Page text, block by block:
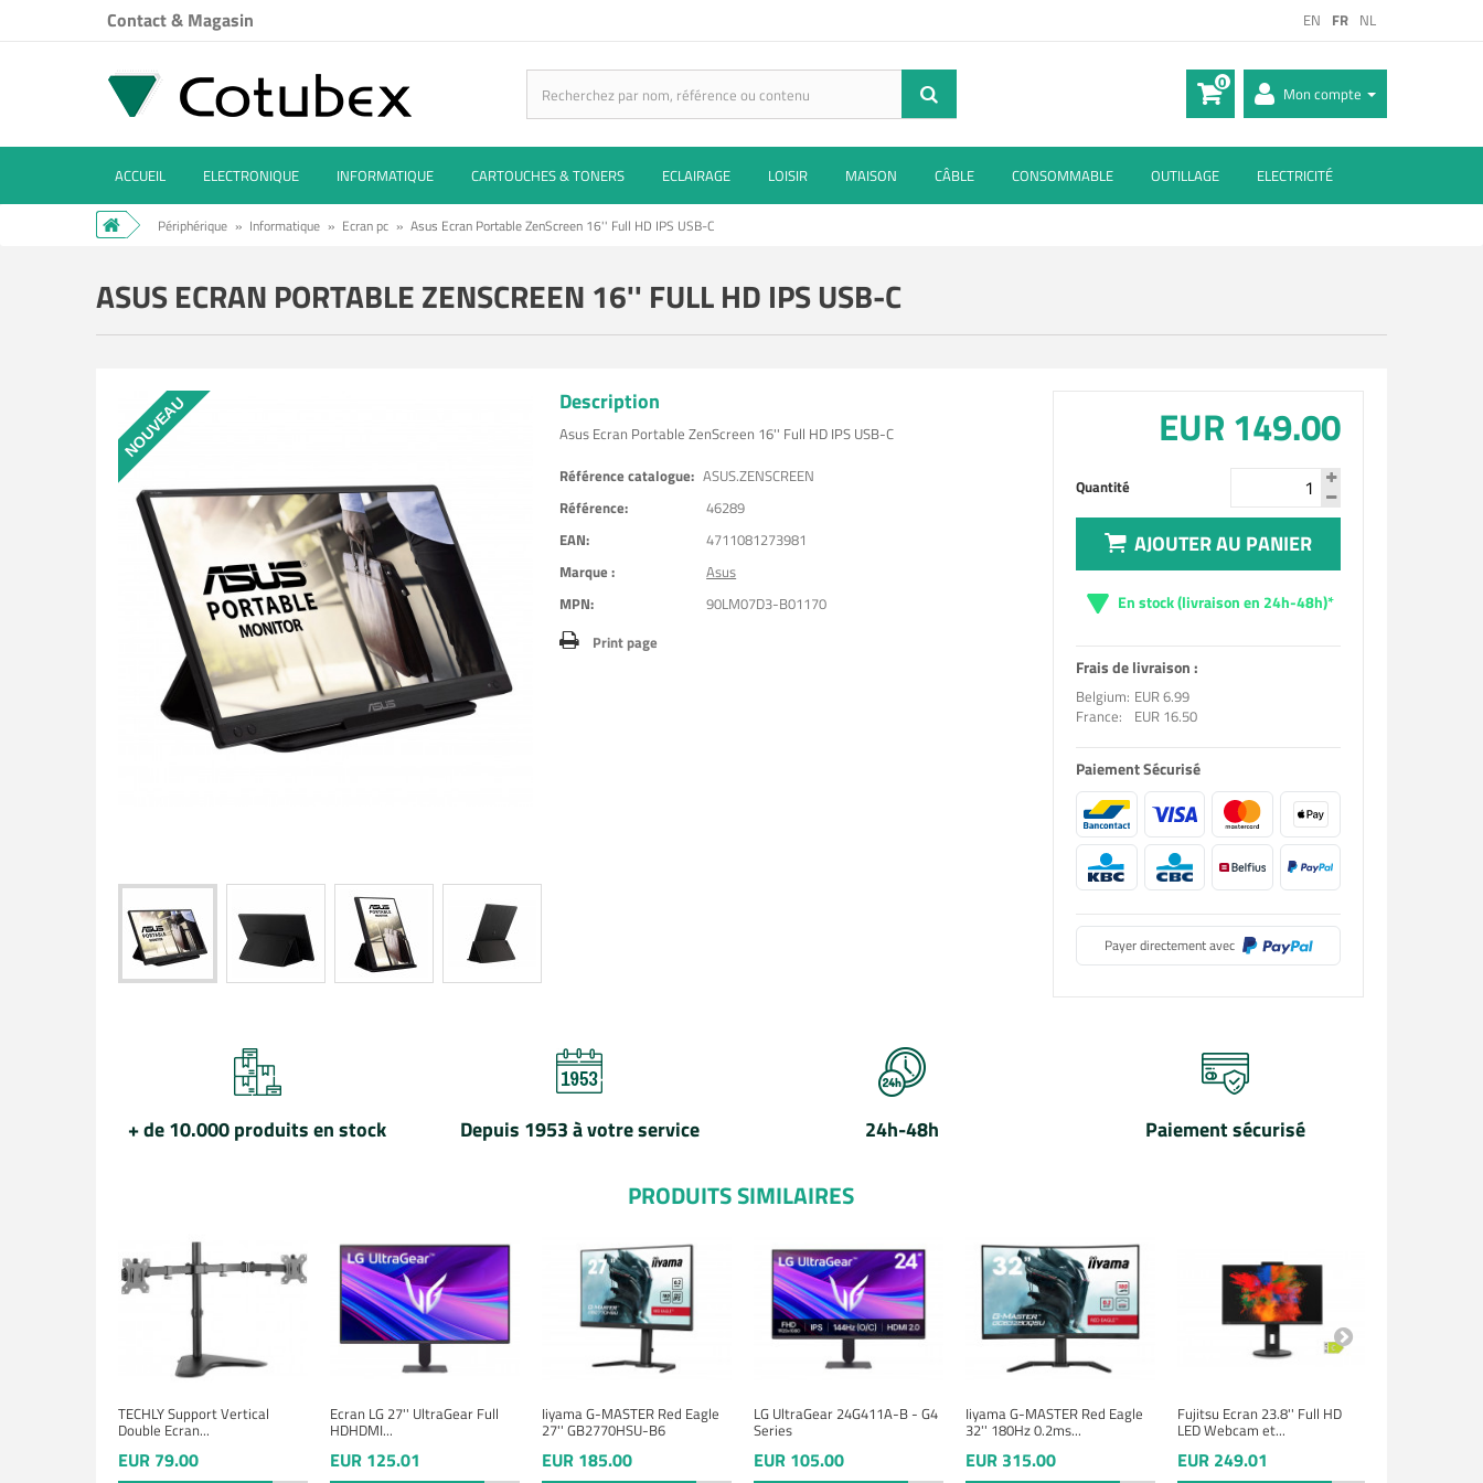
EN FR NL
Contact & Magasin
Mon compte
0
ACCUEIL ELECTRONIQUE INFORMATIQUE CARTOUCHES & TONERS ECLAIRAGE LOISIR MAISON CÂBLE CONSOMMABLE OUTILLAGE ELECTRICITÉ
Périphérique » Informatique » Ecran pc » Asus Ecran Portable ZenScreen 16'' Full HD IPS USB-C
ASUS ECRAN PORTABLE ZENSCREEN 16'' FULL HD IPS USB-C
NOUVEAU Description
Asus Ecran Portable ZenScreen 16'' Full HD IPS USB-C
Référence catalogue: ASUS.ZENSCREEN
Référence:
46289
EAN:
4711081273981
Marque :
Asus
MPN:
90LM07D3-B01170
Print page
EUR 149.00
Quantité
AJOUTER AU PANIER
En stock (livraison en 24h-48h)*
Frais de livraison :
Belgium: EUR 6.99
France:
EUR 16.50
Paiement Sécurisé
+ de 10.000 produits en stock Depuis 1953 à votre service 24h-48h Paiement sécurisé
PRODUITS SIMILAIRES
TECHLY Support Vertical
Double Ecran...
EUR 79.00
Ecran LG 27'' UltraGear Full
HDHDMI...
EUR 125.01
Iiyama G-MASTER Red Eagle
27'' GB2770HSU-B6
EUR 185.00
LG UltraGear 24G411A-B - G4
Series
EUR 105.00
Iiyama G-MASTER Red Eagle
32'' 180Hz 0.2ms...
EUR 315.00
Fujitsu Ecran 23.8'' Full HD
LED Webcam et...
EUR 249.01